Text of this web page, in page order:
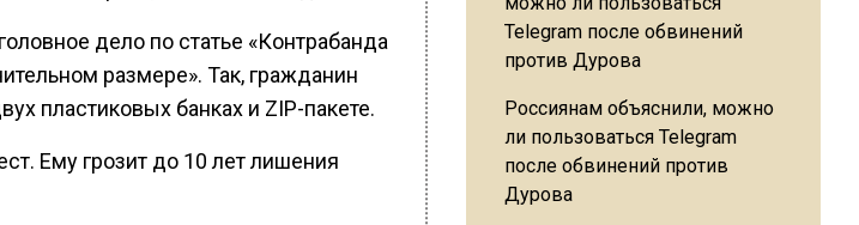
дело по статье «Контрабанда
размере». Так, гражданин
пластиковых банках и ZIP-пакете.
Ему грозит до 10 лет лишения
Россиянам объяснили, можно
ли пользоваться Telegram
после обвинений против
Дурова